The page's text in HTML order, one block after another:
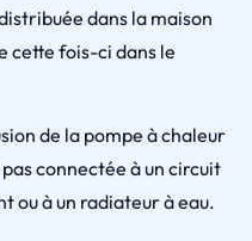
dans la maison
cette fois-ci dans le
de la pompe à chaleur
connectée à un circuit
ou à un radiateur à eau.